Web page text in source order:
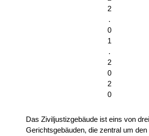
2
.
0
1
.
2
0
2
0
Das Ziviljustizgebäude ist eins von drei
Gerichtsgebäuden, die zentral um den